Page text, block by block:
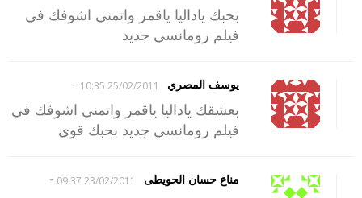
بحبك ياداليا ياقمر واتمني اشوفك في
فيلم رومانسي جديد
يوسف المصري 25/02/2011 10:35
-
بعشقك ياداليا ياقمر واتمني اشوفك في
فيلم رومانسي جديد بحبك قوي
مناع حسان الحويطى 23/02/2011 09:37
-